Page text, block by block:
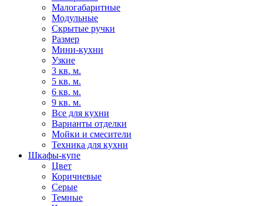
Малогабаритные
Модульные
Скрытые ручки
Размер
Мини-кухни
Узкие
3 кв. м.
5 кв. м.
6 кв. м.
9 кв. м.
Все для кухни
Варианты отделки
Мойки и смесители
Техника для кухни
Шкафы-купе
Цвет
Коричневые
Серые
Темные